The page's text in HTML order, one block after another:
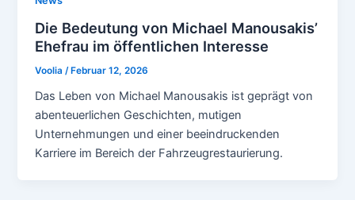
Die Bedeutung von Michael Manousakis’
Ehefrau im öffentlichen Interesse
Voolia /Februar 12, 2026
Das Leben von Michael Manousakis ist geprägt von
abenteuerlichen Geschichten, mutigen
Unternehmungen und einer beeindruckenden
Karriere im Bereich der Fahrzeugrestaurierung.